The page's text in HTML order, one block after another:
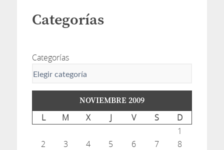
Categorías
Categorías
NOVIEMBRE 2009
L M X J V S D
1
2
3 4 5 6 7
8